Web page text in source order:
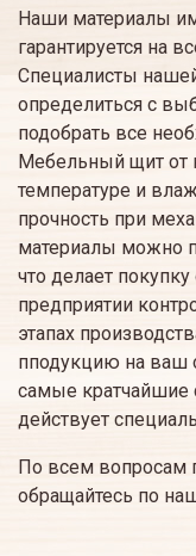
Наши материалы
гарантируется на
Специалисты
определиться с
подобрать все
Мебельный щит от
температуре и
прочность при
материалы можно
что делает
предприятии
этапах
пподукцию на ваш
самые кратчайшие
действует
По всем вопросам
обращайтесь по